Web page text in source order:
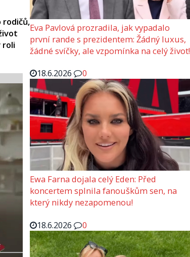
rodičů,
roli
Eva Pavlová prozradila, jak vypadalo
první rande s prezidentem: Žádný luxus,
žádné svíčky, ale vzpomínka na celý život!
18.6.2026
0
Ewa Farna dojala celý Eden: Před
koncertem splnila fanouškům sen, na
který nikdy nezapomenou!
18.6.2026
0